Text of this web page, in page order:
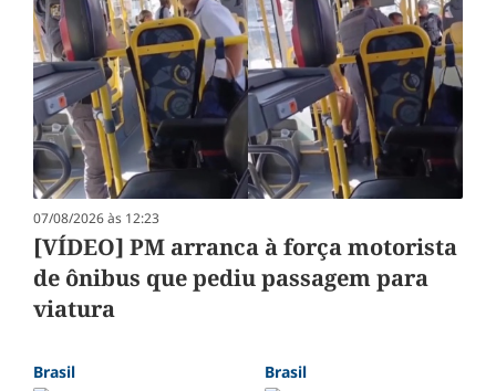
07/08/2026 às 12:23
[VÍDEO] PM arranca à força motorista
de ônibus que pediu passagem para
viatura
Brasil Brasil